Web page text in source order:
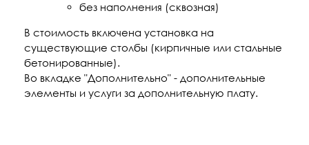
без наполнения (сквозная)
В стоимость включена установка на
существующие столбы (кирпичные или стальные
бетонированные).
Во вкладке "Дополнительно" - дополнительные
элементы и услуги за дополнительную плату.